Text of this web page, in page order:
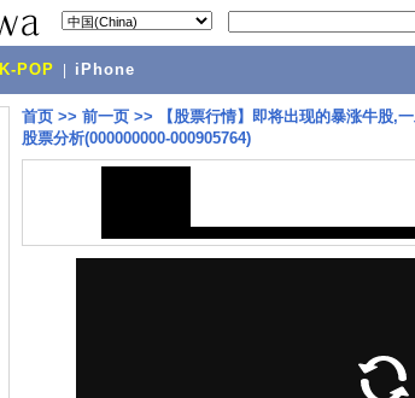
K-POP iPhone
首页 >> 前一页 >>
【股票行情】即将出现的暴涨牛股,
股票分析(000000000-000905764)